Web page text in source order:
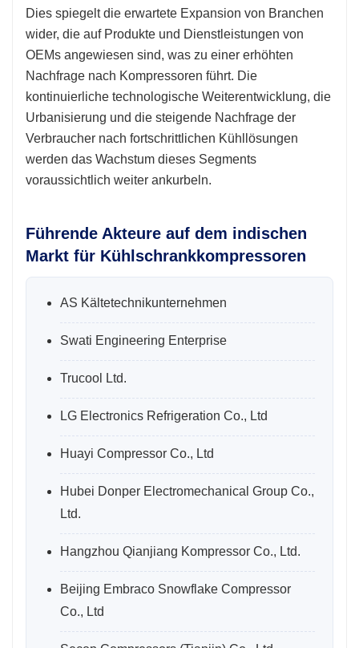
Dies spiegelt die erwartete Expansion von Branchen
wider, die auf Produkte und Dienstleistungen von
OEMs angewiesen sind, was zu einer erhöhten
Nachfrage nach Kompressoren führt. Die
kontinuierliche technologische Weiterentwicklung, die
Urbanisierung und die steigende Nachfrage der
Verbraucher nach fortschrittlichen Kühllösungen
werden das Wachstum dieses Segments
voraussichtlich weiter ankurbeln.
Führende Akteure auf dem indischen
Markt für Kühlschrankkompressoren
AS Kältetechnikunternehmen
Swati Engineering Enterprise
Trucool Ltd.
LG Electronics Refrigeration Co., Ltd
Huayi Compressor Co., Ltd
Hubei Donper Electromechanical Group Co.,
Ltd.
Hangzhou Qianjiang Kompressor Co., Ltd.
Beijing Embraco Snowflake Compressor
Co., Ltd